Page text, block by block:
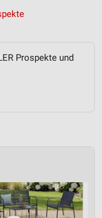
Prospekte und